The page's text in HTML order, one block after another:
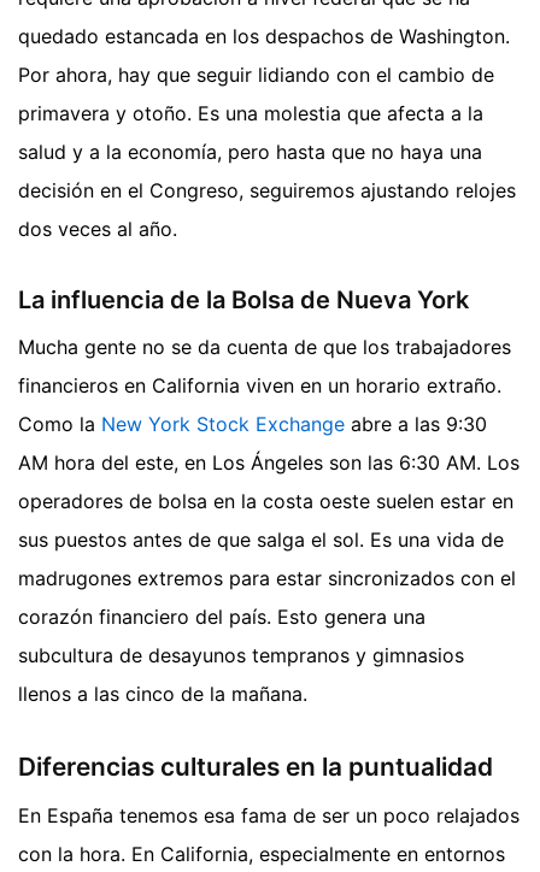
quedado estancada en los despachos de Washington.
Por ahora, hay que seguir lidiando con el cambio de
primavera y otoño. Es una molestia que afecta a la
salud y a la economía, pero hasta que no haya una
decisión en el Congreso, seguiremos ajustando relojes
dos veces al año.
La influencia de la Bolsa de Nueva York
Mucha gente no se da cuenta de que los trabajadores
financieros en California viven en un horario extraño.
Como la New York Stock Exchange abre a las 9:30
AM hora del este, en Los Ángeles son las 6:30 AM. Los
operadores de bolsa en la costa oeste suelen estar en
sus puestos antes de que salga el sol. Es una vida de
madrugones extremos para estar sincronizados con el
corazón financiero del país. Esto genera una
subcultura de desayunos tempranos y gimnasios
llenos a las cinco de la mañana.
Diferencias culturales en la puntualidad
En España tenemos esa fama de ser un poco relajados
con la hora. En California, especialmente en entornos